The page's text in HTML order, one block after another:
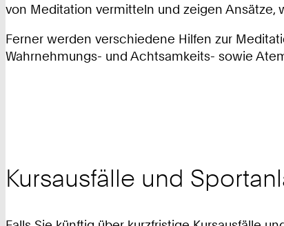
von Meditation vermitteln und zeigen Ansätze,
Ferner werden verschiedene Hilfen zur
Wahrnehmungs- und Achtsamkeits- sowie
Kursausfälle und